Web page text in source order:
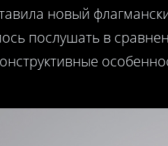
новый
послушать в